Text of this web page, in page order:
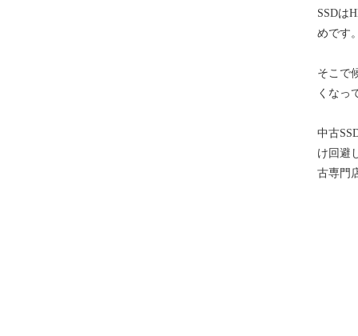
SSDは
めです
そこで
くなっ
中古
け回避
古専門